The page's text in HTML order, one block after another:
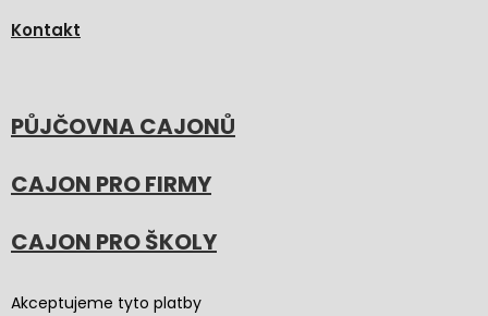
Kontakt
PŮJČOVNA CAJONŮ
CAJON PRO FIRMY
CAJON PRO ŠKOLY
Akceptujeme tyto platby